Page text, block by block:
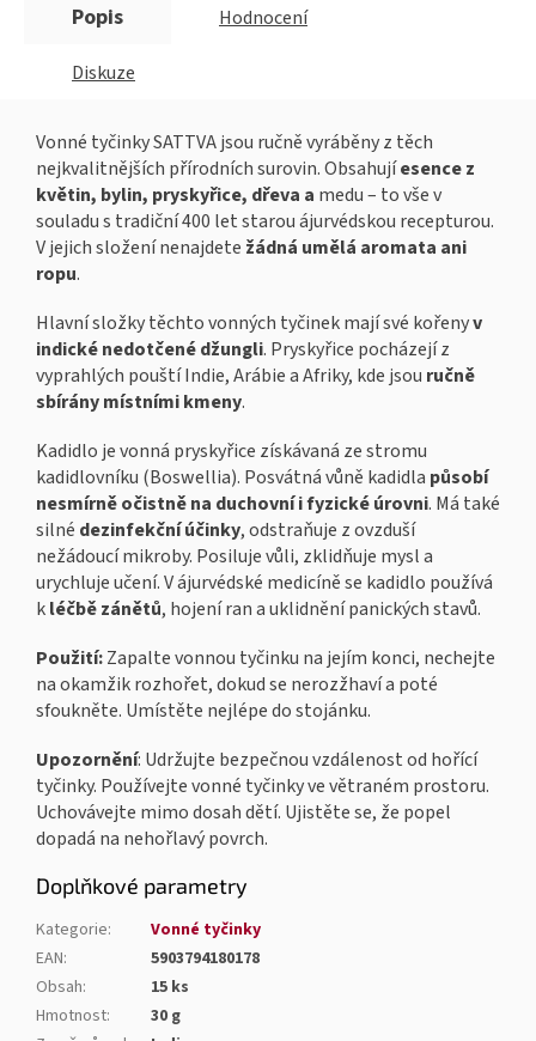
Popis Hodnocení
Diskuze
Vonné tyčinky SATTVA jsou ručně vyráběny z těch
nejkvalitnějších přírodních surovin. Obsahujíesence z
květin, bylin, pryskyřice, dřeva a medu – to vše v
souladu s tradiční 400 let starou ájurvédskou recepturou.
V jejich složení nenajdete žádná umělá aromata ani
ropu.
Hlavní složky těchto vonných tyčinek mají své kořenyv
indické nedotčené džungli. Pryskyřice pocházejí z
vyprahlých pouští Indie, Arábie a Afriky, kde jsou ručně
sbírány místními kmeny.
Kadidlo je vonná pryskyřice získávaná ze stromu
kadidlovníku (Boswellia). Posvátná vůně kadidla působí
nesmírně očistně na duchovní i fyzické úrovni. Má také
silné dezinfekční účinky, odstraňuje z ovzduší
nežádoucí mikroby. Posiluje vůli, zklidňuje mysl a
urychluje učení. V ájurvédské medicíně se kadidlo používá
kléčbě zánětů, hojení ran a uklidnění panických stavů.
Použití:Zapalte vonnou tyčinku na jejím konci, nechejte
na okamžik rozhořet, dokud se nerozžhaví a poté
sfoukněte. Umístěte nejlépe do stojánku.
Upozornění: Udržujte bezpečnou vzdálenost od hořící
tyčinky. Používejte vonné tyčinky ve větraném prostoru.
Uchovávejte mimo dosah dětí. Ujistěte se, že popel
dopadá na nehořlavý povrch.
Doplňkové parametry
Kategorie:
Vonné tyčinky
EAN:
5903794180178
Obsah:
15 ks
Hmotnost:
30 g